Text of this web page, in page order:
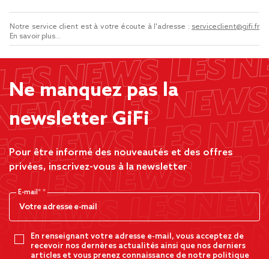
Notre service client est à votre écoute à l'adresse : serviceclient@gifi.fr
En savoir plus...
Ne manquez pas la
newsletter GiFi
Pour être informé des nouveautés et des offres
privées, inscrivez-vous à la newsletter
E-mail*
En renseignant votre adresse e-mail, vous acceptez de
recevoir nos dernères actualités ainsi que nos derniers
articles et vous prenez connaissance de notre politique